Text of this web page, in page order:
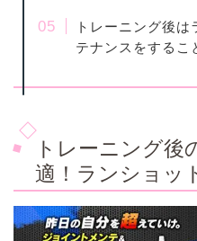
トレーニング後
テナンスをするこ
トレーニング後
適！ランショッ